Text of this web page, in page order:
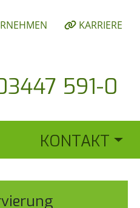
KARRIERE
591-0
KONTAKT